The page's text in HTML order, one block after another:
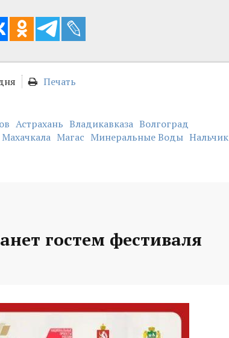
Печать
Астрахань Владикавказа Волгоград
Махачкала Магас Минеральные Воды Нальчик
гостем фестиваля